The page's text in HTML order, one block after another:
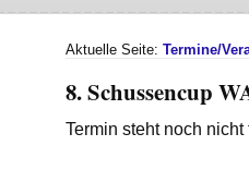
Aktuelle Seite: Termine/
8. Schussencup
Termin steht noch nicht